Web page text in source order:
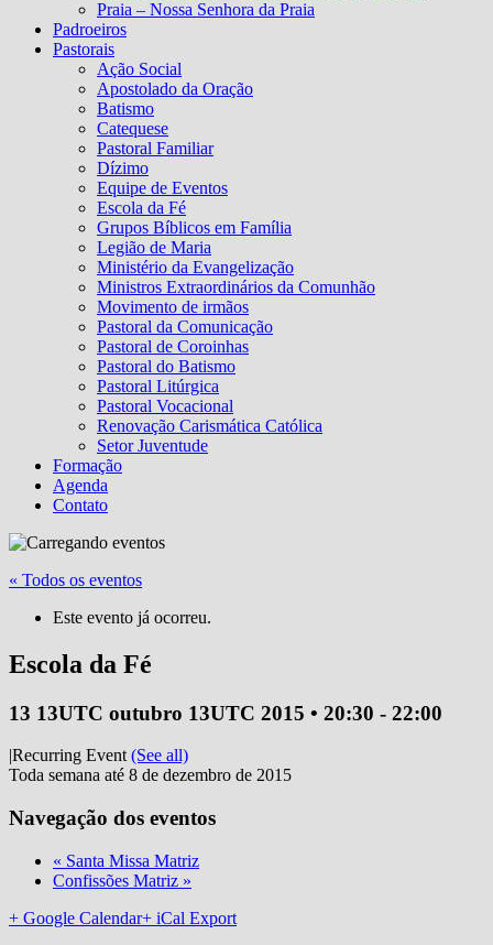
Praia – Nossa Senhora da Praia
Padroeiros
Pastorais
Ação Social
Apostolado da Oração
Batismo
Catequese
Pastoral Familiar
Dízimo
Equipe de Eventos
Escola da Fé
Grupos Bíblicos em Família
Legião de Maria
Ministério da Evangelização
Ministros Extraordinários da Comunhão
Movimento de irmãos
Pastoral da Comunicação
Pastoral de Coroinhas
Pastoral do Batismo
Pastoral Litúrgica
Pastoral Vocacional
Renovação Carismática Católica
Setor Juventude
Formação
Agenda
Contato
« Todos os eventos
Este evento já ocorreu.
Escola da Fé
13 13UTC outubro 13UTC 2015 • 20:30 - 22:00
|Recurring Event (See all)
Toda semana até 8 de dezembro de 2015
Navegação dos eventos
« Santa Missa Matriz
Confissões Matriz »
+ Google Calendar+ iCal Export